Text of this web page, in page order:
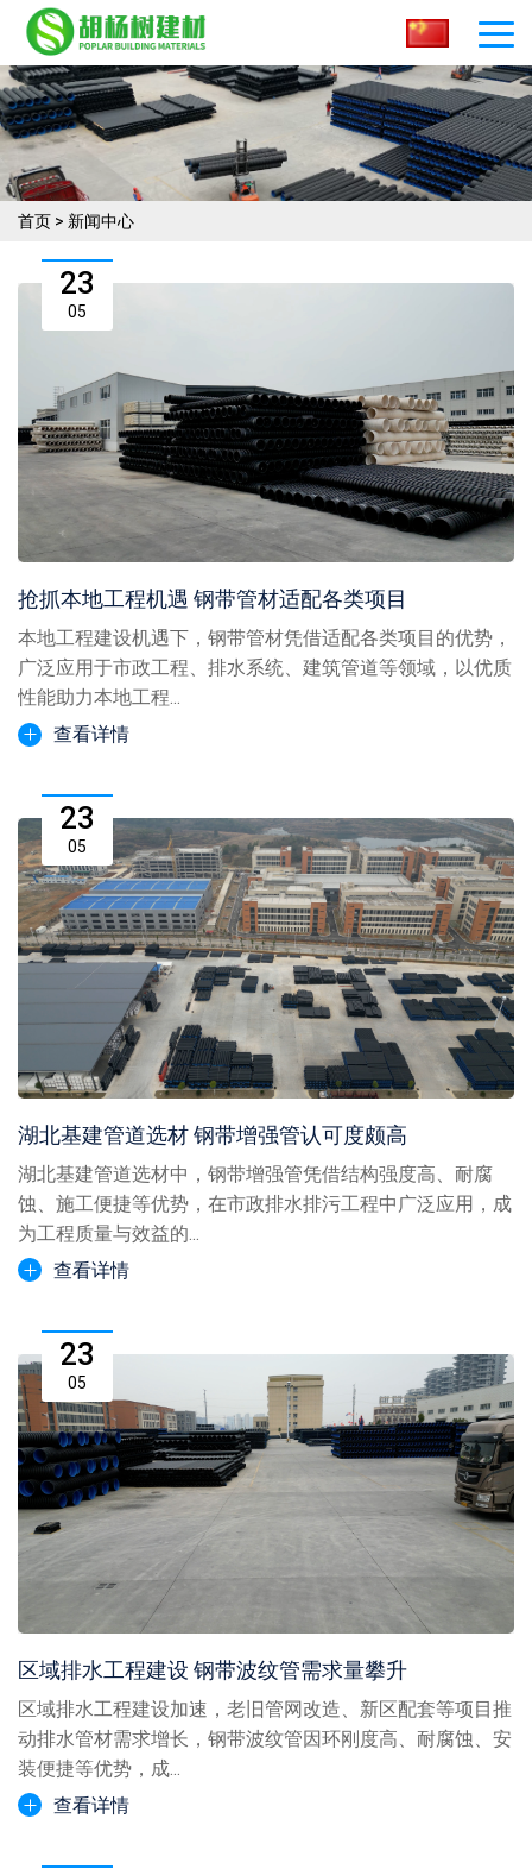
首页 > 新闻中心
23
05
抢抓本地工程机遇 钢带管材适配各类项目
本地工程建设机遇下，钢带管材凭借适配各类项目的优势，
广泛应用于市政工程、排水系统、建筑管道等领域，以优质
性能助力本地工程...
查看详情
23
05
湖北基建管道选材 钢带增强管认可度颇高
湖北基建管道选材中，钢带增强管凭借结构强度高、耐腐
蚀、施工便捷等优势，在市政排水排污工程中广泛应用，成
为工程质量与效益的...
查看详情
23
05
区域排水工程建设 钢带波纹管需求量攀升
区域排水工程建设加速，老旧管网改造、新区配套等项目推
动排水管材需求增长，钢带波纹管因环刚度高、耐腐蚀、安
装便捷等优势，成...
查看详情